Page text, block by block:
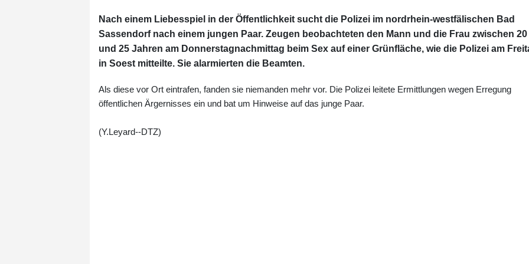
Nach einem Liebesspiel in der Öffentlichkeit sucht die Polizei im nordrhein-westfälischen Bad
Sassendorf nach einem jungen Paar. Zeugen beobachteten den Mann und die Frau zwischen 20
und 25 Jahren am Donnerstagnachmittag beim Sex auf einer Grünfläche, wie die Polizei am
in Soest mitteilte. Sie alarmierten die Beamten.
Als diese vor Ort eintrafen, fanden sie niemanden mehr vor. Die Polizei leitete Ermittlungen wegen Erregung
öffentlichen Ärgernisses ein und bat um Hinweise auf das junge Paar.
(Y.Leyard--DTZ)